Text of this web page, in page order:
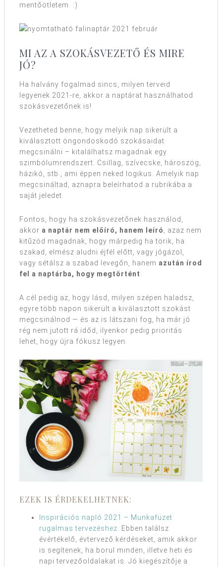
mentőötletem. :)
MI AZ A SZOKÁSVEZETŐ ÉS MIRE
JÓ?
Ha halvány fogalmad sincs, milyen terveid
legyenek 2021-re, akkor a naptárat használhatod
szokásvezetőnek is!
Vezetheted benne, hogy melyik nap sikerült a
kiválasztott öngondoskodó szokásaidat
megcsinálni – kitalálhatsz magadnak egy
szimbólumrendszert. Csillag, szívecske, hároszög,
házikó, stb., ami éppen neked logikus. Amelyik nap
megcsináltad, aznapra beleírhatod a rubrikába a
saját jeledet.
Fontos, hogy ha szokásvezetőnek használod,
akkor a naptár nem előíró, hanem leíró
, azaz nem
kitűzöd magadnak, hogy márpedig ha törik, ha
szakad, elmész aludni éjfél előtt, vagy jógázol,
vagy sétálsz a szabad levegőn, hanem azután írod
fel a naptárba, hogy megtörtént
A cél pedig az, hogy lásd, milyen szépen haladsz,
egyre több napon sikerült a kiválasztott szokást
megcsinálnod — és az is látszani fog, ha már jó
rég nem jutott rá időd, ilyenkor pedig prioritás
lehet, hogy újra fókusz legyen.
EZEK IS ÉRDEKELHETNEK:
Inspirációs napló 2021 – Munkafüzet
rugalmas tervezéshez. Ebben találsz
évértékelő, évtervező kérdéseket, amik akkor
is segítenek, ha borul minden, illetve heti és
napi tervezőoldalakat is. Jó kiegészítője a